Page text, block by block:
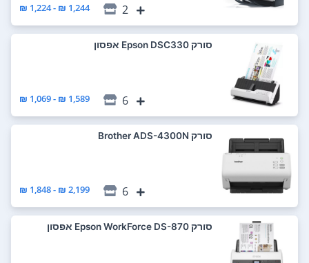
2
1,244 ₪ - 1,224 ₪
סורק Epson DSC330 אפסון
6
1,589 ₪ - 1,069 ₪
סורק Brother ADS-4300N
6
2,199 ₪ - 1,848 ₪
סורק Epson WorkForce DS-870 אפסון